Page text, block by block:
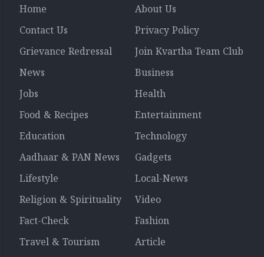
Home
About Us
Contact Us
Privacy Policy
Grievance Redressal
Join Kvartha Team Club
News
Business
Jobs
Health
Food & Recipes
Entertainment
Education
Technology
Aadhaar & PAN News
Gadgets
Lifestyle
Local-News
Religion & Spirituality
Video
Fact-Check
Fashion
Travel & Tourism
Article